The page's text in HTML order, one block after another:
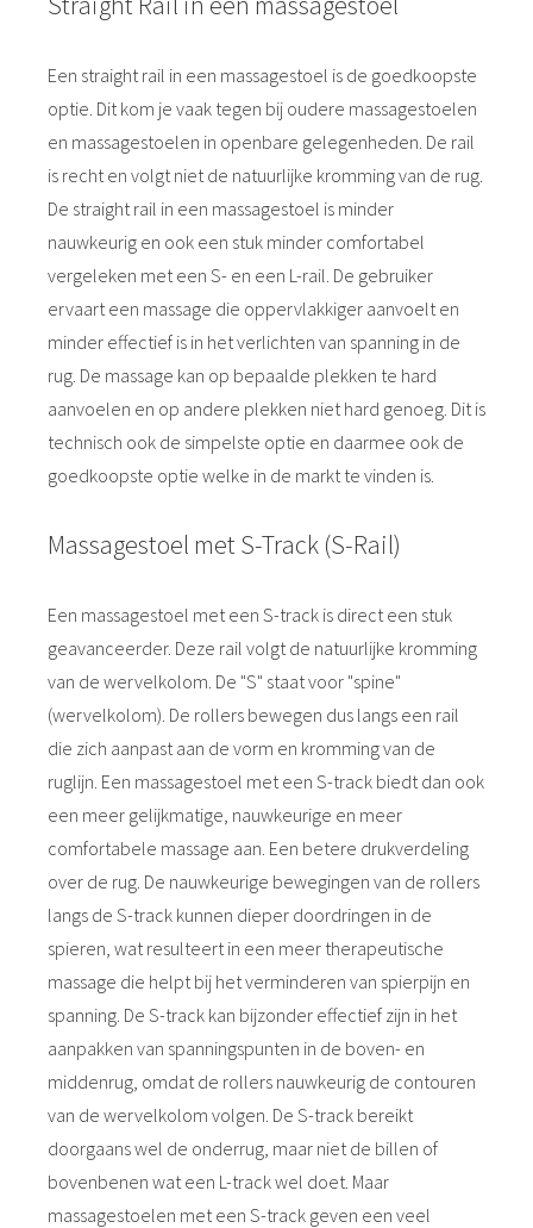
Een straight rail in een massagestoel is de goedkoopste
optie. Dit kom je vaak tegen bij oudere massagestoelen
en massagestoelen in openbare gelegenheden. De rail
is recht en volgt niet de natuurlijke kromming van de rug.
De straight rail in een massagestoel is minder
nauwkeurig en ook een stuk minder comfortabel
vergeleken met een S- en een L-rail. De gebruiker
ervaart een massage die oppervlakkiger aanvoelt en
minder effectief is in het verlichten van spanning in de
rug. De massage kan op bepaalde plekken te hard
aanvoelen en op andere plekken niet hard genoeg. Dit is
technisch ook de simpelste optie en daarmee ook de
goedkoopste optie welke in de markt te vinden is.
Massagestoel met S-Track (S-Rail)
Een massagestoel met een S-track is direct een stuk
geavanceerder. Deze rail volgt de natuurlijke kromming
van de wervelkolom. De "S" staat voor "spine"
(wervelkolom). De rollers bewegen dus langs een rail
die zich aanpast aan de vorm en kromming van de
ruglijn. Een massagestoel met een S-track biedt dan ook
een meer gelijkmatige, nauwkeurige en meer
comfortabele massage aan. Een betere drukverdeling
over de rug. De nauwkeurige bewegingen van de rollers
langs de S-track kunnen dieper doordringen in de
spieren, wat resulteert in een meer therapeutische
massage die helpt bij het verminderen van spierpijn en
spanning. De S-track kan bijzonder effectief zijn in het
aanpakken van spanningspunten in de boven- en
middenrug, omdat de rollers nauwkeurig de contouren
van de wervelkolom volgen. De S-track bereikt
doorgaans wel de onderrug, maar niet de billen of
bovenbenen wat een L-track wel doet. Maar
massagestoelen met een S-track geven een veel